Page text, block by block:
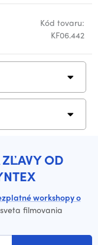
Kód tovaru:
KF06.442
OD
workshopy o
filmovania